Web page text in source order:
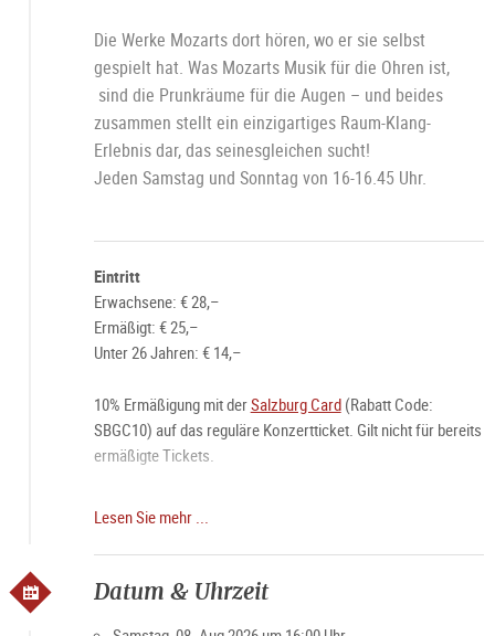
Die Werke Mozarts dort hören, wo er sie selbst
gespielt hat. Was Mozarts Musik für die Ohren ist,
sind die Prunkräume für die Augen – und beides
zusammen stellt ein einzigartiges Raum-Klang-
Erlebnis dar, das seinesgleichen sucht!
Jeden Samstag und Sonntag von 16-16.45 Uhr.
Eintritt
Erwachsene: € 28,–
Ermäßigt: € 25,–
Unter 26 Jahren: € 14,–
10% Ermäßigung mit derSalzburg Card(Rabatt Code:
SBGC10) auf das reguläre Konzertticket. Gilt nicht für bereits
ermäßigte Tickets.
Onlineticket empfohlen:
mozart
Aufgrund beschränkter Teilnehmer:innenzahl
Lesen Sie mehr ...
Datum & Uhrzeit